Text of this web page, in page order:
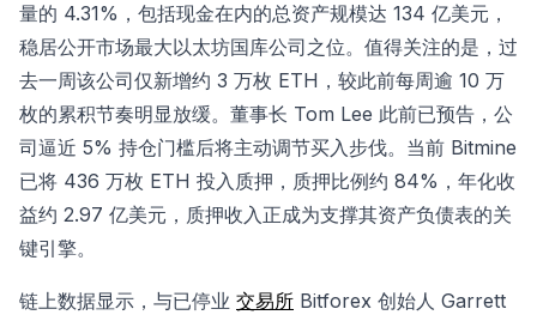
量的 4.31%，包括现金在内的总资产规模达 134 亿美元，
稳居公开市场最大以太坊国库公司之位。值得关注的是，过
去一周该公司仅新增约 3 万枚 ETH，较此前每周逾 10 万
枚的累积节奏明显放缓。董事长 Tom Lee 此前已预告，公
司逼近 5% 持仓门槛后将主动调节买入步伐。当前 Bitmine
已将 436 万枚 ETH 投入质押，质押比例约 84%，年化收
益约 2.97 亿美元，质押收入正成为支撑其资产负债表的关
键引擎。
链上数据显示，与已停业 交易所 Bitforex 创始人 Garrett